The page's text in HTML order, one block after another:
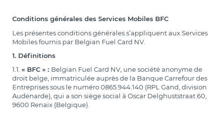
Conditions générales des Services Mobiles BFC
Les présentes conditions générales s’appliquent aux Services
Mobiles fournis par Belgian Fuel Card NV.
1. Définitions
1.1. « BFC » : Belgian Fuel Card NV, une société anonyme de
droit belge, immatriculée auprès de la Banque Carrefour des
Entreprises sous le numéro 0865.944.140 (RPL Gand, division
Audenarde), qui a son siège social à Oscar Delghuststraat 60,
9600 Renaix (Belgique).